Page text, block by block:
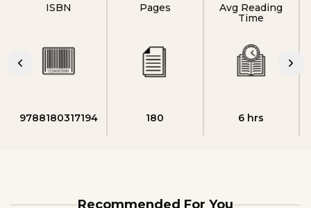
ISBN
9788180317194
Pages
180
Avg Reading
Time
6 hrs
Recommended For You